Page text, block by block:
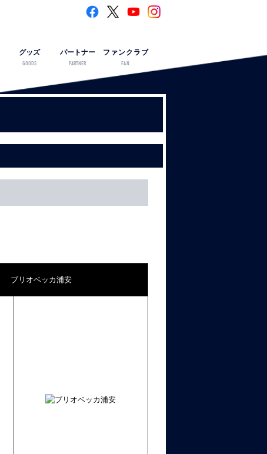
グッズ
GOODS
パートナー
PARTNER
ファンクラブ
FAN
ブリオベッカ浦安